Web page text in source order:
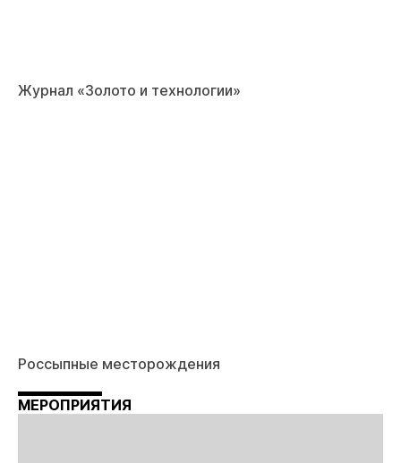
Журнал «Золото и технологии»
Россыпные месторождения
МЕРОПРИЯТИЯ